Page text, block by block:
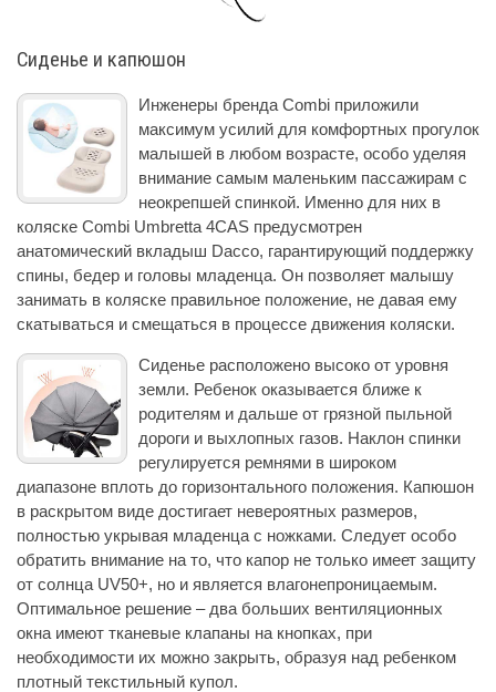
Сиденье и капюшон
Инженеры бренда Combi приложили
максимум усилий для комфортных прогулок
малышей в любом возрасте, особо уделяя
внимание самым маленьким пассажирам с
неокрепшей спинкой. Именно для них в
коляске Combi Umbretta 4CAS предусмотрен
анатомический вкладыш Dacco, гарантирующий поддержку
спины, бедер и головы младенца. Он позволяет малышу
занимать в коляске правильное положение, не давая ему
скатываться и смещаться в процессе движения коляски.
Сиденье расположено высоко от уровня
земли. Ребенок оказывается ближе к
родителям и дальше от грязной пыльной
дороги и выхлопных газов. Наклон спинки
регулируется ремнями в широком
диапазоне вплоть до горизонтального положения. Капюшон
в раскрытом виде достигает невероятных размеров,
полностью укрывая младенца с ножками. Следует особо
обратить внимание на то, что капор не только имеет защиту
от солнца UV50+, но и является влагонепроницаемым.
Оптимальное решение – два больших вентиляционных
окна имеют тканевые клапаны на кнопках, при
необходимости их можно закрыть, образуя над ребенком
плотный текстильный купол.